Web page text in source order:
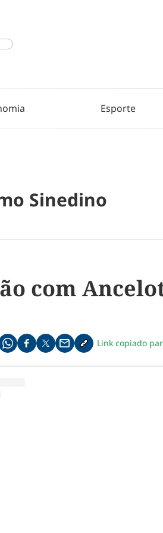
Esporte
Sinedino
com
Compartilhe pelo whatsapp
Compartilhar no facebook
Compartilhar no twitter
Compartilhe pelo email
Copiar link da notícia
Link copiado